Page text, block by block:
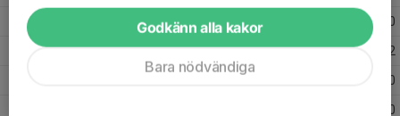
Säsongen 24/25 0
Säsongen 23/24 25 0 2
0
0
Godkänn alla kakor
Bara nödvändiga